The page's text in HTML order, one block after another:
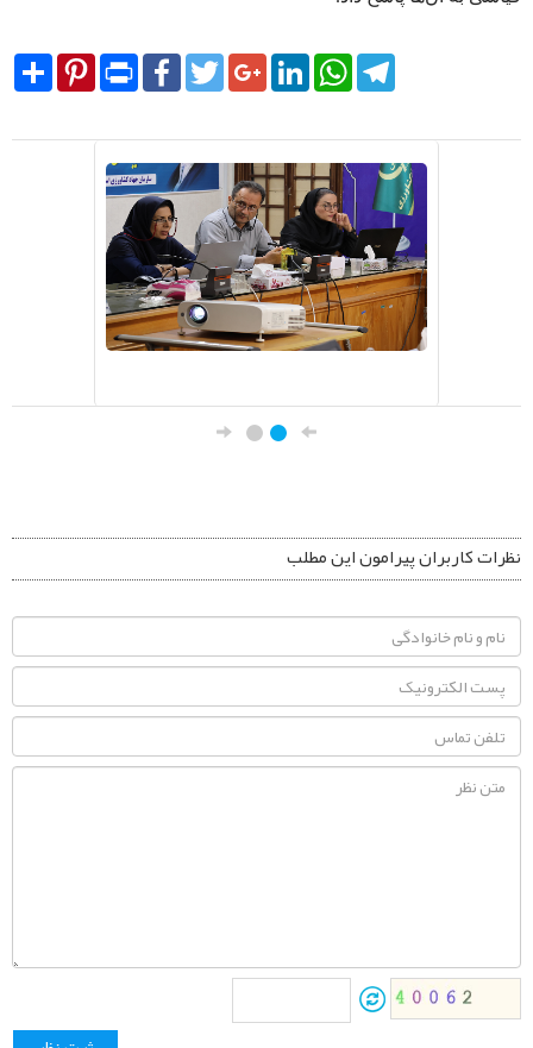
SharePinterest Print
FacebookTwitterGoogle+LinkedInWhatsAppTelegram
نظرات کاربران پیرامون این مطلب